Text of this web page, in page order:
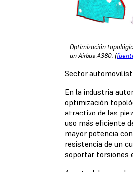
Optimización
un Airbus A380. (
Sector
En la industria
optimización
atractivo de las
uso más eficiente
mayor potencia
resistencia de un
soportar torsiones